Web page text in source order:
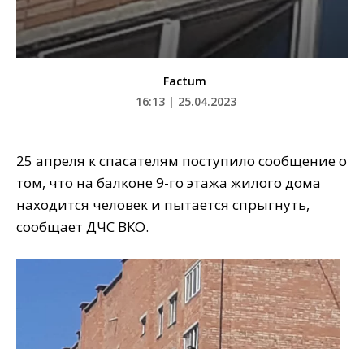
Factum
16:13 | 25.04.2023
25 апреля к спасателям поступило сообщение о
том, что на балконе 9-го этажа жилого дома
находится человек и пытается спрыгнуть,
сообщает ДЧС ВКО.